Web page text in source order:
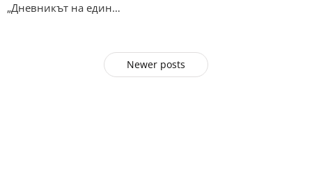
„Дневникът на един…
Newer posts